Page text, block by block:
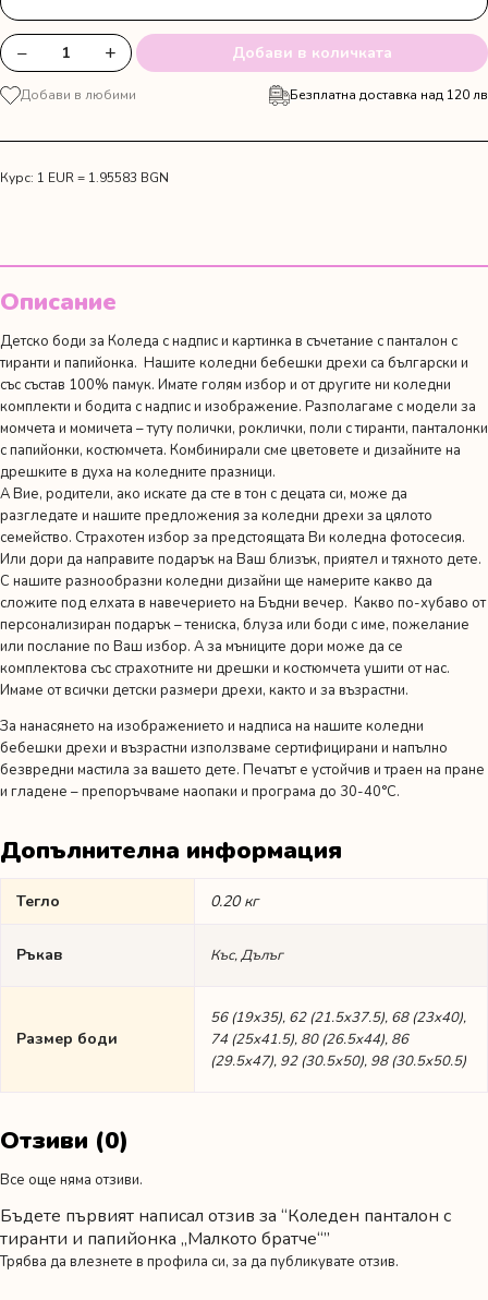
количество
за
Коледен
тиранти
братче"
− + Добави в количката
Добави в любими Безплатна доставка над 120 лв
Курс: 1 EUR = 1.95583 BGN
Описание
Детско боди за Коледа с надпис и картинка в съчетание с панталон с
тиранти и папийонка. Нашите коледни бебешки дрехи са български и
със състав 100% памук. Имате голям избор и от другите ни коледни
комплекти и бодита с надпис и изображение. Разполагаме с модели за
момчета и момичета – туту полички, роклички, поли с тиранти, панталонки
с папийонки, костюмчета. Комбинирали сме цветовете и дизайните на
дрешките в духа на коледните празници.
А Вие, родители, ако искате да сте в тон с децата си, може да
разгледате и нашите предложения за коледни дрехи за цялото
семейство. Страхотен избор за предстоящата Ви коледна фотосесия.
Или дори да направите подарък на Ваш близък, приятел и тяхното дете.
С нашите разнообразни коледни дизайни ще намерите какво да
сложите под елхата в навечерието на Бъдни вечер. Какво по-хубаво от
персонализиран подарък – тениска, блуза или боди с име, пожелание
или послание по Ваш избор. А за мъниците дори може да се
комплектова със страхотните ни дрешки и костюмчета ушити от нас.
Имаме от всички детски размери дрехи, както и за възрастни.
За нанасянето на изображението и надписа на нашите коледни
бебешки дрехи и възрастни използваме сертифицирани и напълно
безвредни мастила за вашето дете. Печатът е устойчив и траен на пране
и гладене – препоръчваме наопаки и програма до 30-40°C.
Допълнителна информация
Тегло 0.20 кг
Ръкав Къс, Дълъг
Размер боди
56 (19х35), 62 (21.5х37.5), 68 (23х40),
74 (25х41.5), 80 (26.5х44), 86
(29.5х47), 92 (30.5х50), 98 (30.5х50.5)
Отзиви (0)
Все още няма отзиви.
Бъдете първият написал отзив за “Коледен панталон с
тиранти и папийонка „Малкото братче“”
Трябва да влезнете в профила си, за да публикувате отзив.